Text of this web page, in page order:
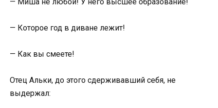
— Которое год в диване лежит!
— Как вы смеете!
Отец Альки, до этого сдерживавший себя, не
выдержал: